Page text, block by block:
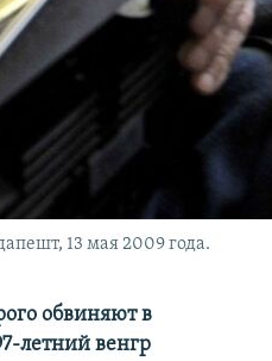
13 мая 2009 года.
обвиняют в
летний венгр